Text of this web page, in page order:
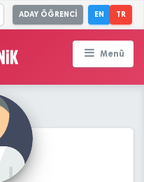
ADAY ÖĞRENCİ EN TR
Menü